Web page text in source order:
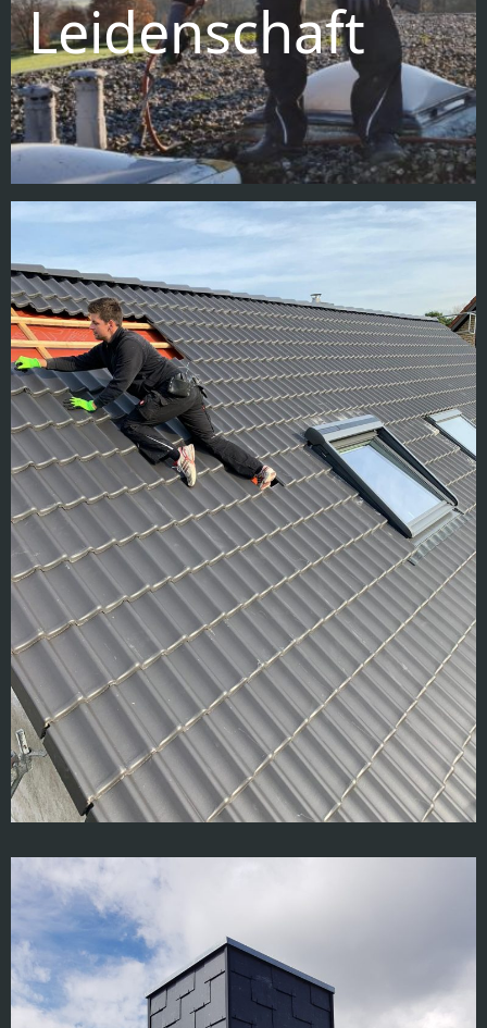
Leidenschaft